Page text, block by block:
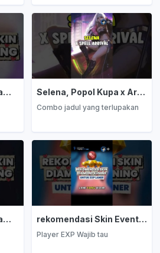
Rekomendasi Skin Diamond Kuning: Mage Selena, Popol Kupa x Arrival
Combo jadul yang terlupakan
Rekomendasi Skin Diamond Kuning: Marksman rekomendasi Skin Event Diamond Kuning: EXP Laner
Player EXP Wajib tau